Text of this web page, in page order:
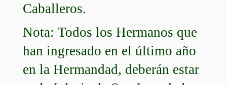
Caballeros.
Nota: Todos los Hermanos que
han ingresado en el último año
en la Hermandad, deberán estar